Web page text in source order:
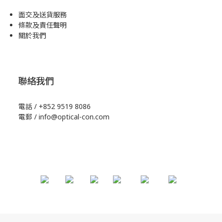
面交及送貨服務
條款及責任聲明
關於我們
聯絡我們
電話 / +852 9519 8086
電郵 / info@optical-con.com